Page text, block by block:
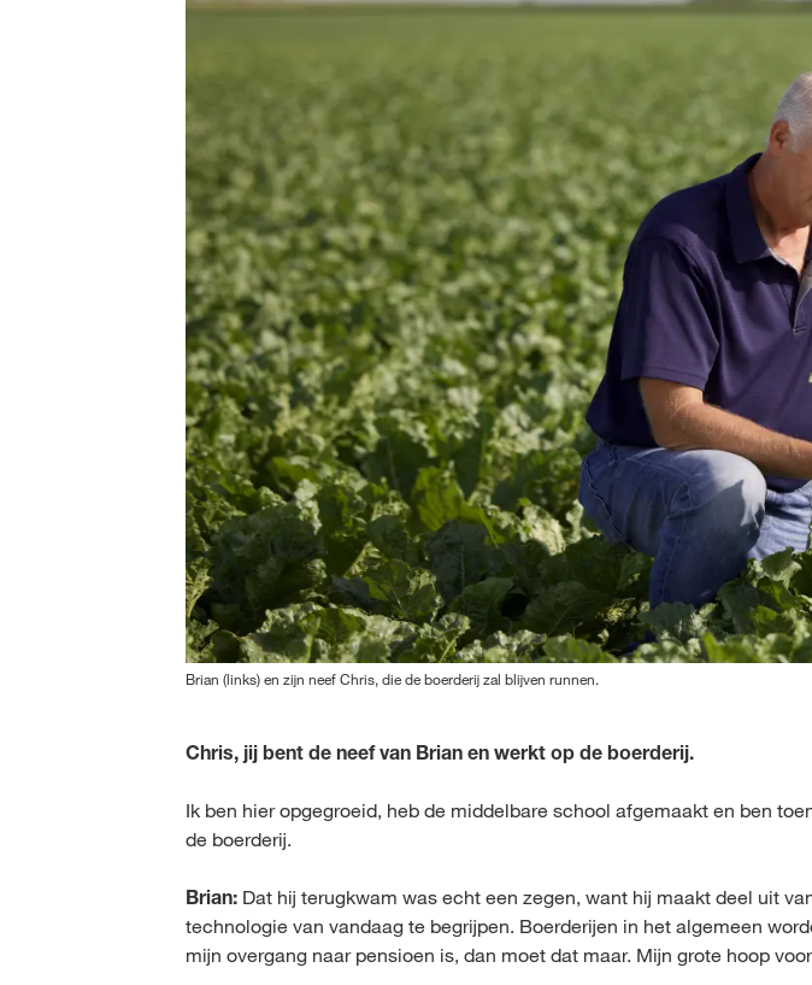
Brian (links) en zijn neef Chris, die de boerderij zal blijven runnen.
Chris, jij bent de neef van Brian en werkt op de boerderij.
Ik ben hier opgegroeid, heb de middelbare school afgemaakt en ben
de boerderij.
Brian: Dat hij terugkwam was echt een zegen, want hij maakt deel uit
technologie van vandaag te begrijpen. Boerderijen in het algemeen
mijn overgang naar pensioen is, dan moet dat maar. Mijn grote hoop